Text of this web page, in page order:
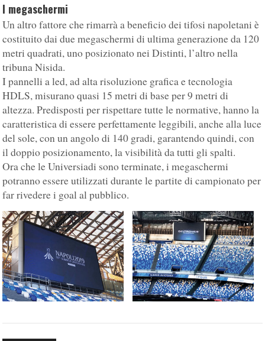
I megaschermi
Un altro fattore che rimarrà a beneficio dei tifosi napoletani è
costituito dai due megaschermi di ultima generazione da 120
metri quadrati, uno posizionato nei Distinti, l’altro nella
tribuna Nisida.
I pannelli a led, ad alta risoluzione grafica e tecnologia
HDLS, misurano quasi 15 metri di base per 9 metri di
altezza. Predisposti per rispettare tutte le normative, hanno la
caratteristica di essere perfettamente leggibili, anche alla luce
del sole, con un angolo di 140 gradi, garantendo quindi, con
il doppio posizionamento, la visibilità da tutti gli spalti.
Ora che le Universiadi sono terminate, i megaschermi
potranno essere utilizzati durante le partite di campionato per
far rivedere i goal al pubblico.